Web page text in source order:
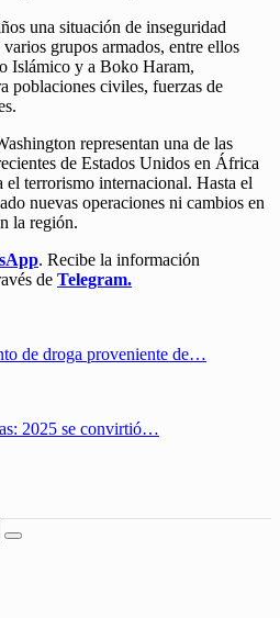
una situación de inseguridad
grupos armados, entre ellos
Islámico y a Boko Haram,
poblaciones civiles, fuerzas de
representan una de las
de Estados Unidos en África
el terrorismo internacional. Hasta el
nuevas operaciones ni cambios en
la región.
. Recibe la información
de Telegram.
de droga proveniente de…
2025 se convirtió…